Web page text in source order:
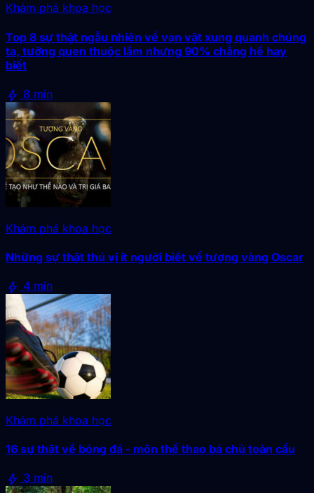
Khám phá khoa học
Top 8 sự thật ngẫu nhiên về vạn vật xung quanh chúng
ta, tưởng quen thuộc lắm nhưng 90% chẳng hề hay
biết
bolt 8 min
Khám phá khoa học
Những sự thật thú vị ít người biết về tượng vàng Oscar
bolt 4 min
Khám phá khoa học
16 sự thật về bóng đá - môn thể thao bá chủ toàn cầu
bolt 3 min